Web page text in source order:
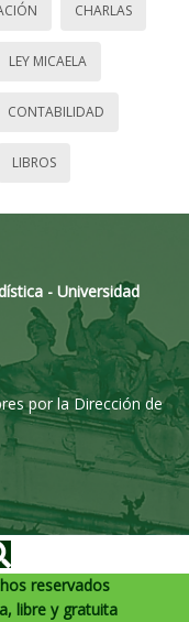
CHARLAS
LEY MICAELA
CONTABILIDAD
LIBROS
- Universidad
por la Dirección de
reservados
libre y gratuita